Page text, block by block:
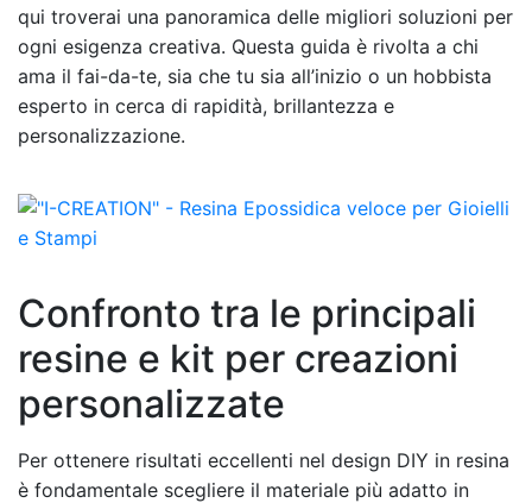
qui troverai una panoramica delle migliori soluzioni per
ogni esigenza creativa. Questa guida è rivolta a chi
ama il fai-da-te, sia che tu sia all’inizio o un hobbista
esperto in cerca di rapidità, brillantezza e
personalizzazione.
Confronto tra le principali
resine e kit per creazioni
personalizzate
Per ottenere risultati eccellenti nel design DIY in resina
è fondamentale scegliere il materiale più adatto in